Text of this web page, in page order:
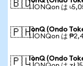
🇧🇩1 IONQon は
🇵🇭IonQ (Ondo
1 IONQon は
🇵🇱IonQ (Ondo